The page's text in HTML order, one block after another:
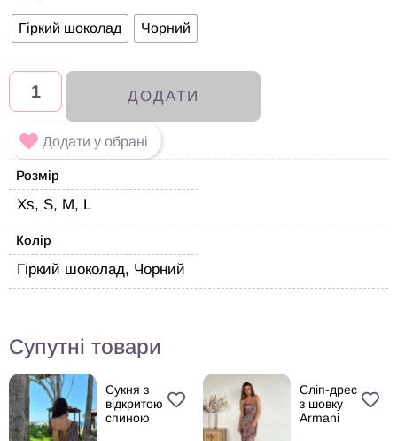
Гіркий шоколад Чорний
ДОДАТИ
Додати у обрані
Розмір
Xs, S, M, L
Колір
Гіркий шоколад, Чорний
Супутні товари
Сукня з
відкритою
спиною
Сліп-дрес
з шовку
Armani